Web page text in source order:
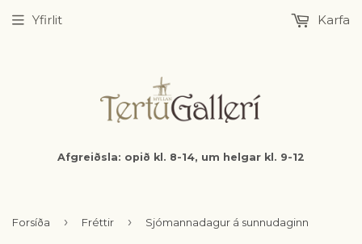
Afgreiðsla: opið kl. 8-14, um helgar kl. 9-12
Yfirlit Karfa
Forsíða › Fréttir › Sjómannadagur á sunnudaginn